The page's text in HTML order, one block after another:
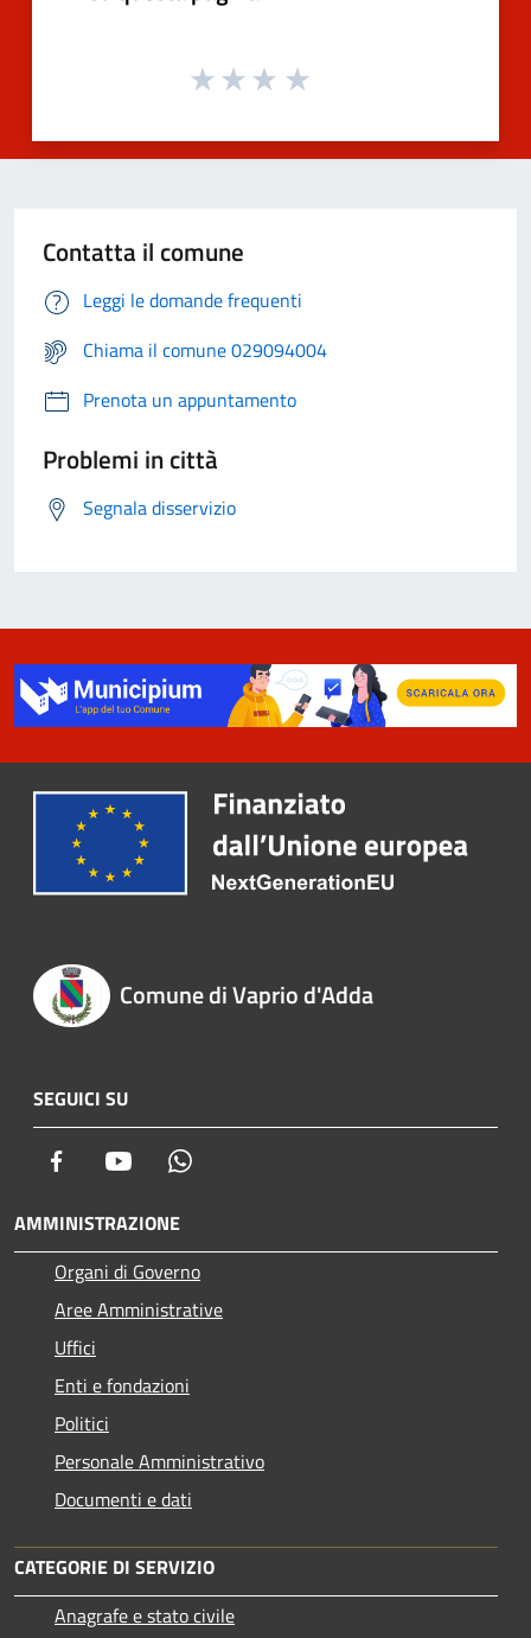
Contatta il comune
Leggi le domande frequenti
Chiama il comune 029094004
Prenota un appuntamento
Problemi in città
Segnala disservizio
Comune di Vaprio d'Adda
SEGUICI SU
Facebook Youtube
AMMINISTRAZIONE
Organi di Governo
Aree Amministrative
Uffici
Enti e fondazioni
Politici
Personale Amministrativo
Documenti e dati
CATEGORIE DI SERVIZIO
Anagrafe e stato civile